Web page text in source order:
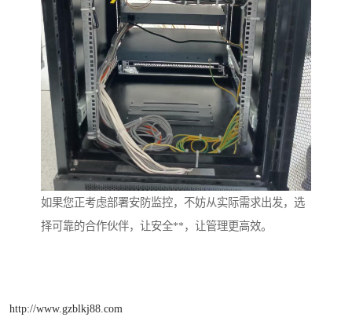
如果您正考虑部署安防监控，不妨从实际需求出发，选
择可靠的合作伙伴，让安全**，让管理更高效。
http://www.gzblkj88.com